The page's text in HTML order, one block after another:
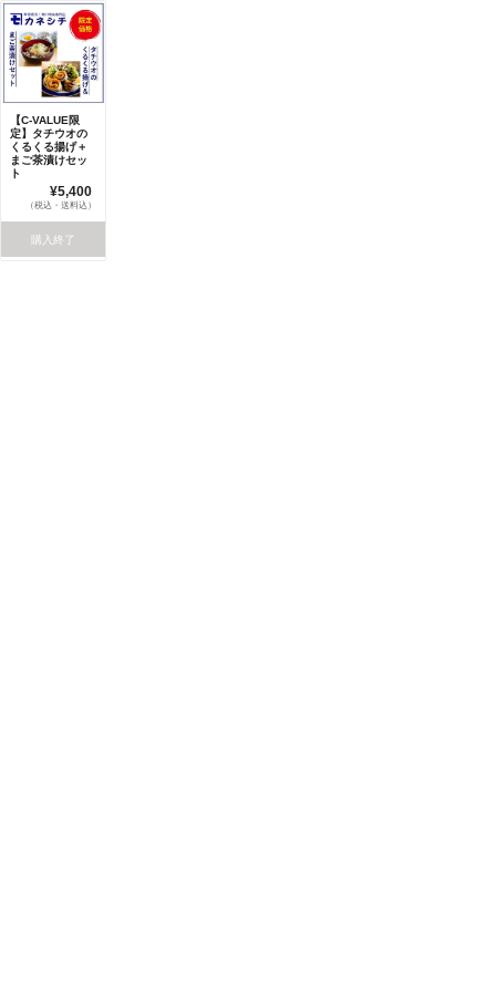
【C-VALUE限
定】タチウオの
くるくる揚げ＋
まご茶漬けセッ
ト
¥5,400
（税込・送料込）
購入終了